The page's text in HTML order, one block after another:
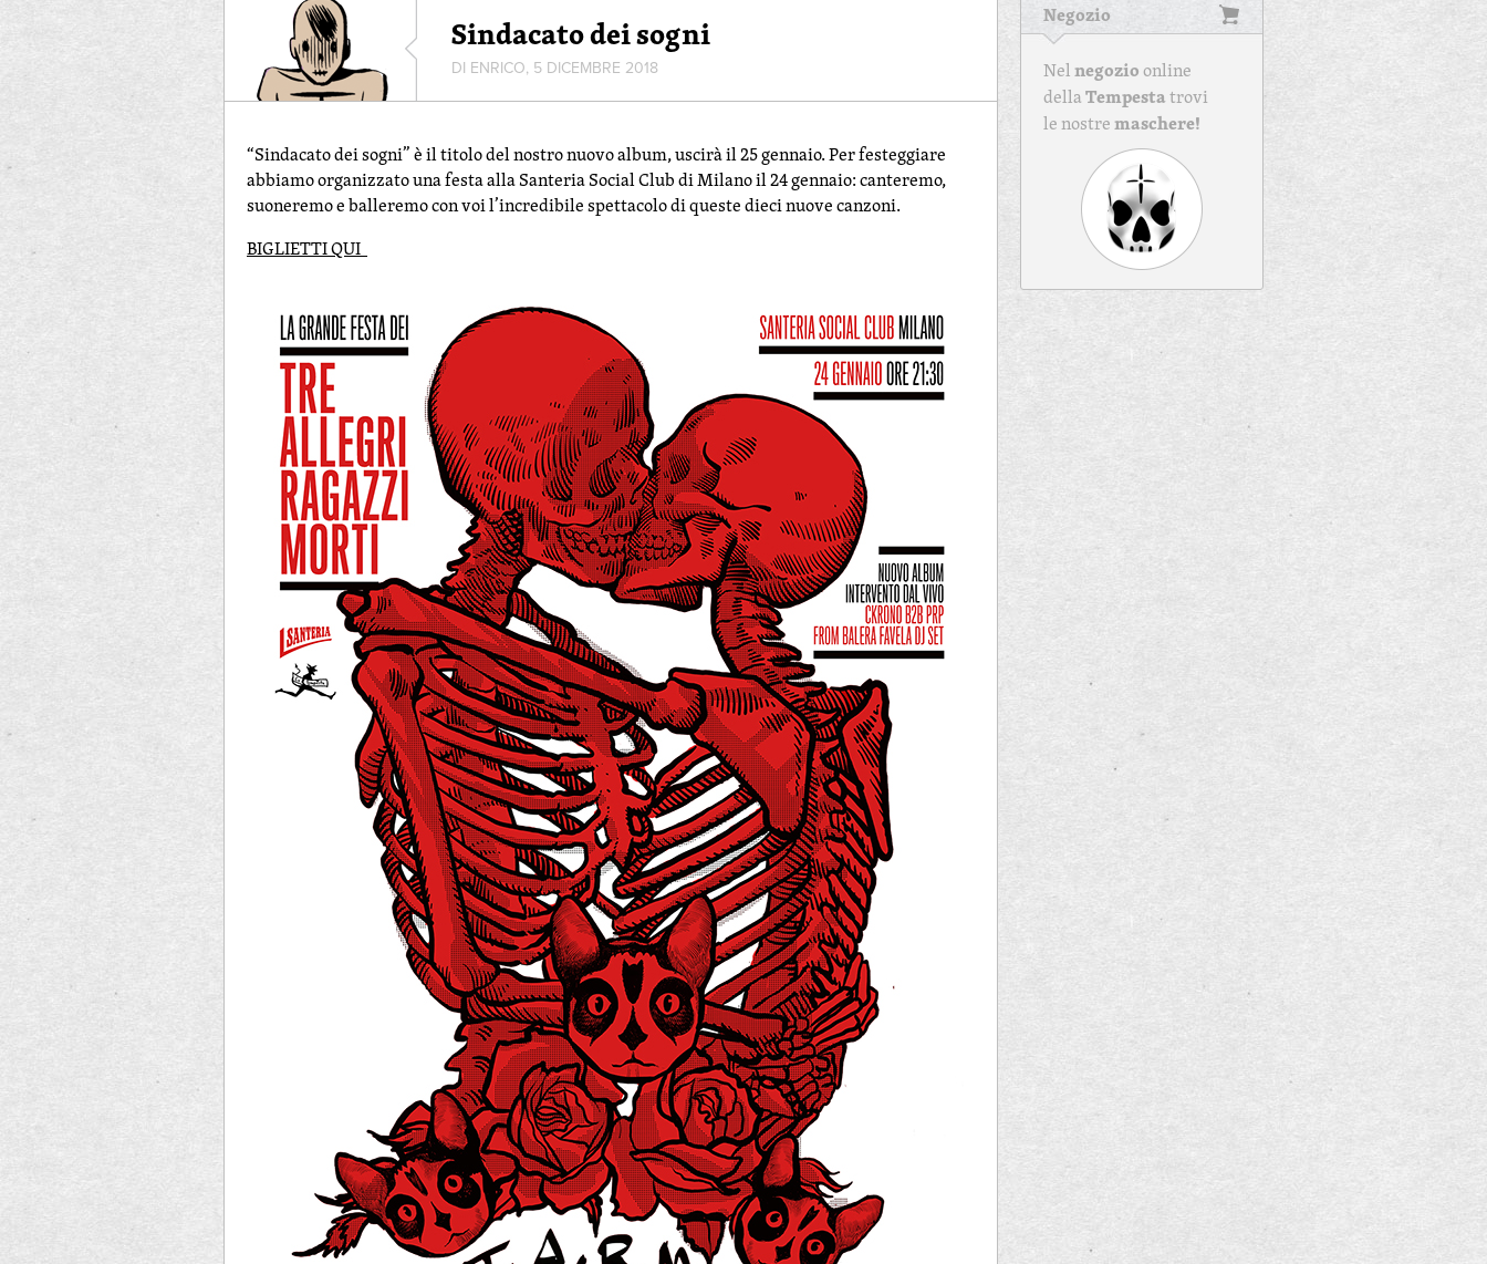
Sindacato dei sogni
DI ENRICO, 5 DICEMBRE 2018
“Sindacato dei sogni” è il titolo del nostro nuovo album, uscirà il 25 gennaio. Per festeggiare
abbiamo organizzato una festa alla Santeria Social Club di Milano il 24 gennaio: canteremo,
suoneremo e balleremo con voi l’incredibile spettacolo di queste dieci nuove canzoni.
BIGLIETTI QUI
Negozio
Nelnegozioonline
dellaTempestatrovi
le nostremaschere!